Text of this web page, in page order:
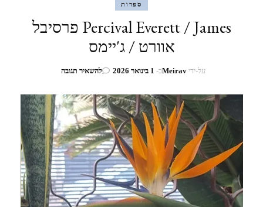
ספרות
Percival Everett / James פרסיבל
אוורט / ג'יימס
על-ידי Meiravב- 1 בינואר 2026 להשאיר תגובהבנושא
Everett
/
James
פרסיבל
אוורט
/
ג'יימס